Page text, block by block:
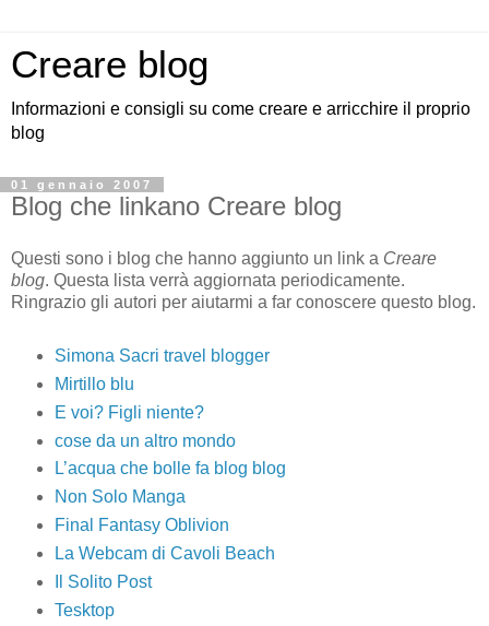
Creare blog
Informazioni e consigli su come creare e arricchire il proprio
blog
01 gennaio 2007
Blog che linkano Creare blog
Questi sono i blog che hanno aggiunto un link a Creare
blog. Questa lista verrà aggiornata periodicamente.
Ringrazio gli autori per aiutarmi a far conoscere questo blog.
Simona Sacri travel blogger
Mirtillo blu
E voi? Figli niente?
cose da un altro mondo
L’acqua che bolle fa blog blog
Non Solo Manga
Final Fantasy Oblivion
La Webcam di Cavoli Beach
Il Solito Post
Tesktop